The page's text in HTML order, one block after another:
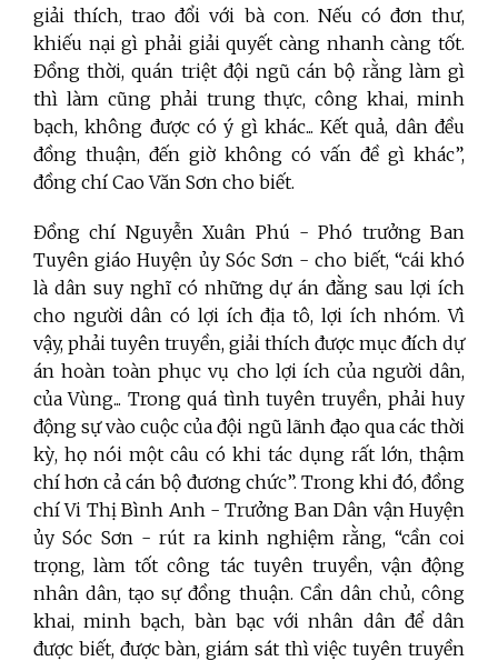
giải thích, trao đổi với bà con. Nếu có đơn thư,
khiếu nại gì phải giải quyết càng nhanh càng tốt.
Đồng thời, quán triệt đội ngũ cán bộ rằng làm gì
thì làm cũng phải trung thực, công khai, minh
bạch, không được có ý gì khác... Kết quả, dân đều
đồng thuận, đến giờ không có vấn đề gì khác”,
đồng chí Cao Văn Sơn cho biết.
Đồng chí Nguyễn Xuân Phú - Phó trưởng Ban
Tuyên giáo Huyện ủy Sóc Sơn - cho biết, “cái khó
là dân suy nghĩ có những dự án đằng sau lợi ích
cho người dân có lợi ích địa tô, lợi ích nhóm. Vì
vậy, phải tuyên truyền, giải thích được mục đích dự
án hoàn toàn phục vụ cho lợi ích của người dân,
của Vùng... Trong quá tình tuyên truyền, phải huy
động sự vào cuộc của đội ngũ lãnh đạo qua các thời
kỳ, họ nói một câu có khi tác dụng rất lớn, thậm
chí hơn cả cán bộ đương chức”. Trong khi đó, đồng
chí Vi Thị Bình Anh - Trưởng Ban Dân vận Huyện
ủy Sóc Sơn - rút ra kinh nghiệm rằng, “cần coi
trọng, làm tốt công tác tuyên truyền, vận động
nhân dân, tạo sự đồng thuận. Cần dân chủ, công
khai, minh bạch, bàn bạc với nhân dân để dân
được biết, được bàn, giám sát thì việc tuyên truyền